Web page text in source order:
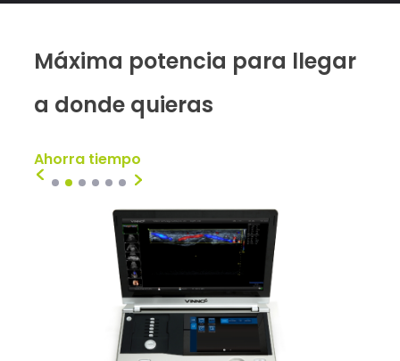
Máxima potencia para llegar
a donde quieras
Ahorra tiempo
1 2 3 4 5 6